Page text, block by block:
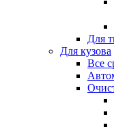
Для
Для кузова
Все